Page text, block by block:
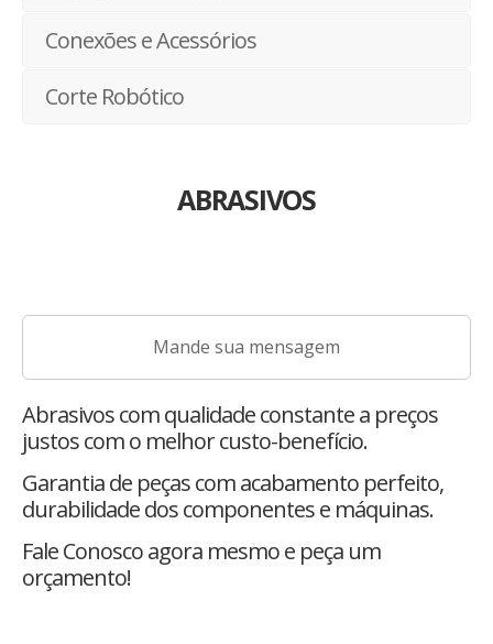
Conexões e Acessórios
Corte Robótico
ABRASIVOS
Mande sua mensagem
Abrasivos com qualidade constante a preços
justos com o melhor custo-benefício.
Garantia de peças com acabamento perfeito,
durabilidade dos componentes e máquinas.
Fale Conosco agora mesmo e peça um
orçamento!